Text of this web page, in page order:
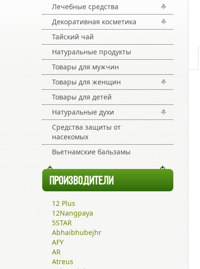
Лечебные средства
Декоративная косметика
Тайский чай
Натуральные продукты
Товары для мужчин
Товары для женщин
Товары для детей
Натуральные духи
Средства защиты от
насекомых
Вьетнамские бальзамы
ПРОИЗВОДИТЕЛИ
12 Plus
12Nangpaya
5STAR
Abhaibhubejhr
AFY
AR
Atreus